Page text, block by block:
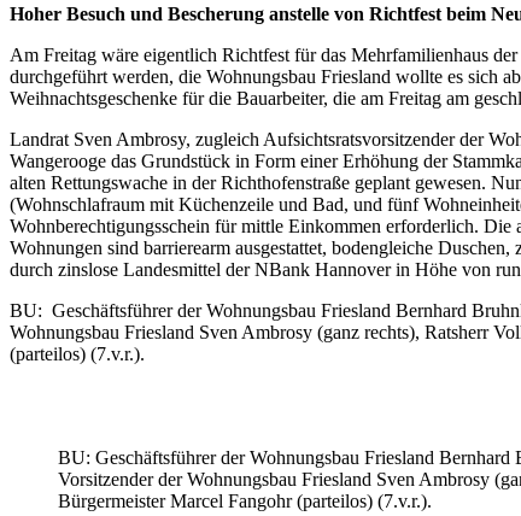
Hoher Besuch und Bescherung anstelle von Richtfest beim
Am Freitag wäre eigentlich Richtfest für das Mehrfamilienhaus
durchgeführt werden, die Wohnungsbau Friesland wollte es sich
Weihnachtsgeschenke für die Bauarbeiter, die am Freitag am
Landrat Sven Ambrosy, zugleich Aufsichtsratsvorsitzender der
Wangerooge das Grundstück in Form einer Erhöhung der
alten Rettungswache in der Richthofenstraße geplant gewesen.
(Wohnschlafraum mit Küchenzeile und Bad, und fünf
Wohnberechtigungsschein für mittle Einkommen erforderlich.
Wohnungen sind barrierearm ausgestattet, bodengleiche
durch zinslose Landesmittel der NBank Hannover in Höhe von
BU: Geschäftsführer der Wohnungsbau Friesland Bernhard
Wohnungsbau Friesland Sven Ambrosy (ganz rechts), Ratsherr
(parteilos) (7.v.r.).
BU: Geschäftsführer der Wohnungsbau Friesland
Vorsitzender der Wohnungsbau Friesland Sven Ambrosy
Bürgermeister Marcel Fangohr (parteilos) (7.v.r.).